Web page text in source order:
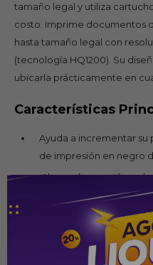
tamaño legal y utiliza
costo. Imprime documentos
hasta tamaño legal con
(tecnología HQ1200). Su
ubicarla prácticamente en
Características
Ayuda a incrementar
de impresión en negro
Ahorra dinero
Diseño compacto que
Imprime documentos
hasta 2.400 x 600 dpi.